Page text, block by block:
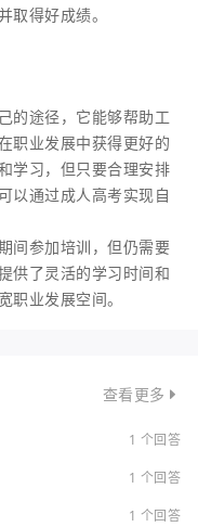
取得好成绩。
的途径，它能够帮助工
职业发展中获得更好的
学习，但只要合理安排
以通过成人高考实现自
间参加培训，但仍需要
供了灵活的学习时间和
职业发展空间。
查看更多
1 个回答
1 个回答
1 个回答